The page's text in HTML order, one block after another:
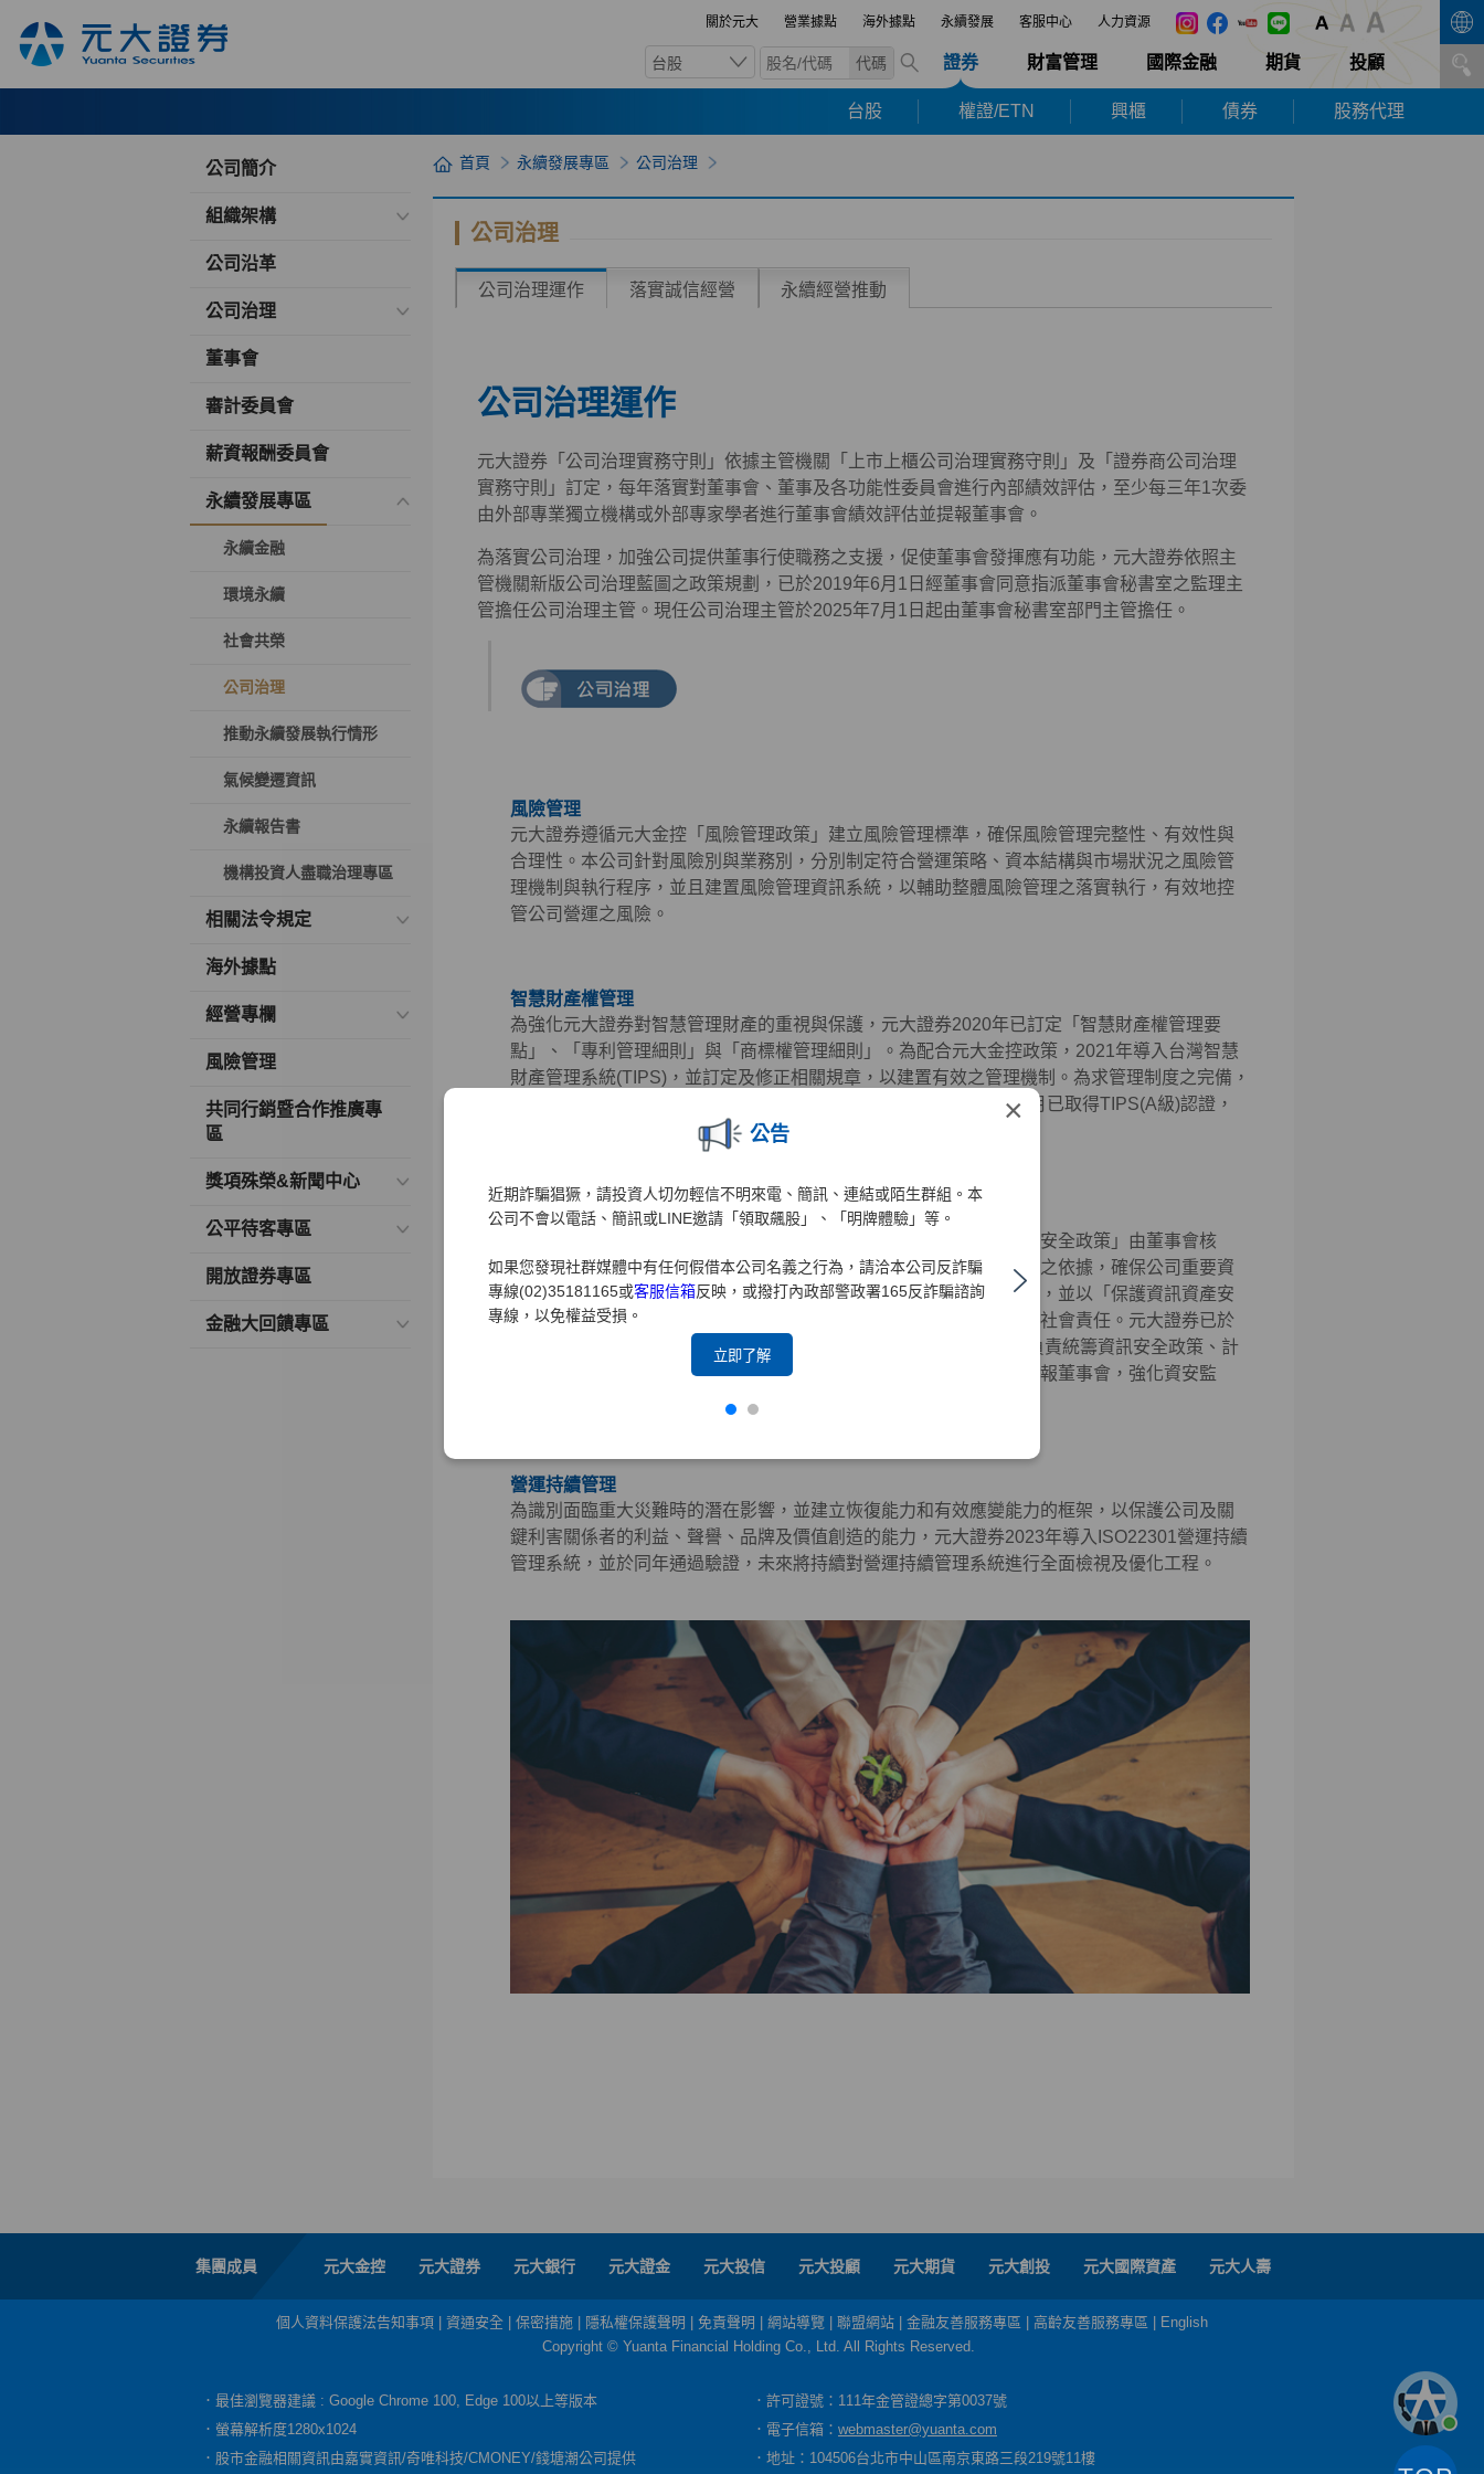
關於元大 營業據點 海外據點 永續發展 客服中心 人力資源
台股 代碼 證券 財富管理 國際金融 期貨 投顧
台股 權證/ETN 興櫃 債券 股務代理
×
公告
近期詐騙猖獗，請投資人切勿輕信不明來電、簡訊、連結或陌生群組。本
公司不會以電話、簡訊或LINE邀請「領取飆股」、「明牌體驗」等。
如果您發現社群媒體中有任何假借本公司名義之行為，請洽本公司反詐騙
專線(02)35181165或客服信箱反映，或撥打內政部警政署165反詐騙諮詢
專線，以免權益受損。
立即了解
公司簡介
組織架構
公司沿革
公司治理
董事會
審計委員會
薪資報酬委員會
永續發展專區
永續金融
環境永續
社會共榮
公司治理
推動永續發展執行情形
氣候變遷資訊
永續報告書
機構投資人盡職治理專區
相關法令規定
海外據點
經營專欄
風險管理
共同行銷暨合作推廣專
區
獎項殊榮&新聞中心
公平待客專區
開放證券專區
金融大回饋專區
首頁 永續發展專區 公司治理
公司治理
公司治理運作 落實誠信經營 永續經營推動
公司治理運作
元大證券「公司治理實務守則」依據主管機關「上市上櫃公司治理實務守則」及「證券商公司治理
實務守則」訂定，每年落實對董事會、董事及各功能性委員會進行內部績效評估，至少每三年1次委
由外部專業獨立機構或外部專家學者進行董事會績效評估並提報董事會。
為落實公司治理，加強公司提供董事行使職務之支援，促使董事會發揮應有功能，元大證券依照主
管機關新版公司治理藍圖之政策規劃，已於2019年6月1日經董事會同意指派董事會秘書室之監理主
管擔任公司治理主管。現任公司治理主管於2025年7月1日起由董事會秘書室部門主管擔任。
風險管理
元大證券遵循元大金控「風險管理政策」建立風險管理標準，確保風險管理完整性、有效性與
合理性。本公司針對風險別與業務別，分別制定符合營運策略、資本結構與市場狀況之風險管
理機制與執行程序，並且建置風險管理資訊系統，以輔助整體風險管理之落實執行，有效地控
管公司營運之風險。
智慧財產權管理
為強化元大證券對智慧管理財產的重視與保護，元大證券2020年已訂定「智慧財產權管理要
點」、「專利管理細則」與「商標權管理細則」。為配合元大金控政策，2021年導入台灣智慧
財產管理系統(TIPS)，並訂定及修正相關規章，以建置有效之管理機制。為求管理制度之完備，
本公司積極設立智慧財產管理小組以負責相關管理工作，2021年12月已取得TIPS(A級)認證，
2022年及2024年分別取得TIPS(A級)再認證。
資訊安全管理
董事會為元大證券資訊安全管理之最高決策單位，元大證券之「資訊安全政策」由董事會核
定，為建立資訊安全管理制度及訂定相關資訊安全管理規範、程序等之依據，確保公司重要資
訊之機密性、完整性及可用性。資訊安全政策以維護客戶權益為基礎，並以「保護資訊資產安
全」及「維持業務持續運作，以達企業永續經營」為目標，善盡企業社會責任。元大證券已於
2021年設置資訊安全長，且設置跨部門之「資訊安全推行小組」，負責統籌資訊安全政策、計
畫、資源調度等事項之協調及研議，每年將資訊安全整體執行情形提報董事會，強化資安監
營運持續管理
為識別面臨重大災難時的潛在影響，並建立恢復能力和有效應變能力的框架，以保護公司及關
鍵利害關係者的利益、聲譽、品牌及價值創造的能力，元大證券2023年導入ISO22301營運持續
管理系統，並於同年通過驗證，未來將持續對營運持續管理系統進行全面檢視及優化工程。
集團成員 元大金控 元大證券 元大銀行 元大證金 元大投信 元大投顧 元大期貨 元大創投 元大國際資產 元大人壽
個人資料保護法告知事項 資通安全 保密措施 隱私權保護聲明 免責聲明 網站導覽 聯盟網站 金融友善服務專區 高齡友善服務專區
English
Copyright © Yuanta Financial Holding Co., Ltd. All Rights Reserved.
．最佳瀏覽器建議 : Google Chrome 100, Edge 100以上等版本
．許可證號：111年金管證總字第0037號
．螢幕解析度1280x1024
．電子信箱： webmaster@yuanta.com
．股市金融相關資訊由嘉實資訊/奇唯科技/CMONEY/錢塘潮公司提供
．地址：104506台北市中山區南京東路三段219號11樓